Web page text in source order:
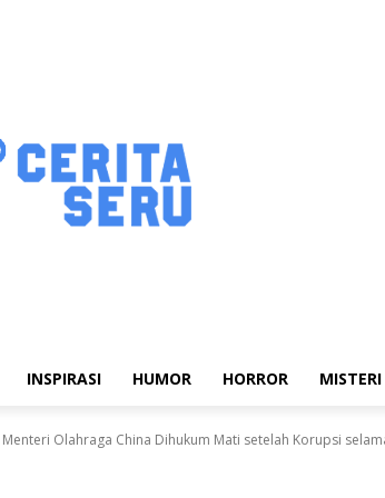
INSPIRASI HUMOR HORROR MISTERI
Olahraga China Dihukum Mati setelah Korupsi